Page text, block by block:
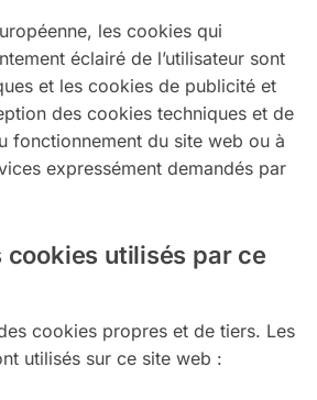
les cookies qui
éclairé de l’utilisateur sont
et les cookies de publicité et
des cookies techniques et de
fonctionnement du site web ou à
expressément demandés par
cookies utilisés par ce
cookies propres et de tiers. Les
utilisés sur ce site web :